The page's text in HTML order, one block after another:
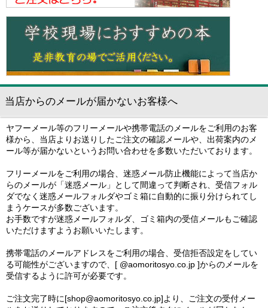
当店からのメールが届かないお客様へ
ヤフーメール等のフリーメールや携帯電話のメールをご利用のお客
様から、当店よりお送りしたご注文の確認メールや、出荷案内のメ
ール等が届かないというお問い合わせを多数いただいております。
フリーメールをご利用の場合、迷惑メール防止機能によって当店か
らのメールが「迷惑メール」として間違って判断され、受信フォル
ダでなく迷惑メールフォルダやゴミ箱に自動的に振り分けられてし
まうケースが多数ございます。
お手数ですが迷惑メールフォルダ、ゴミ箱内の受信メールもご確認
いただけますようお願いいたします。
携帯電話のメールアドレスをご利用の場合、受信拒否設定をしてい
る可能性がございますので、[ @aomoritosyo.co.jp ]からのメールを
受信するように許可が必要です。
ご注文完了時に[shop@aomoritosyo.co.jp]より、ご注文の受付メー